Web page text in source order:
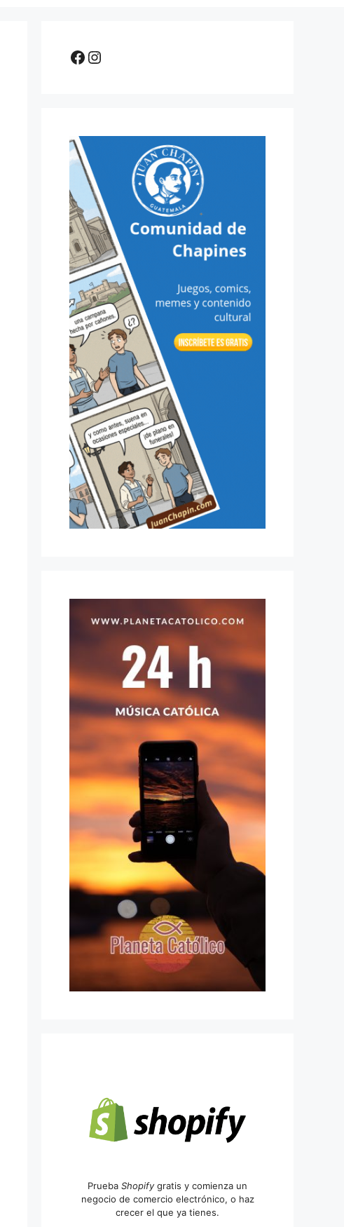
Facebook
Instagram
Prueba Shopifygratis y comienza un
negocio de comercio electrónico, o haz
crecer el que ya tienes.